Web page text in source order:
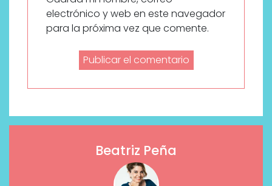
electrónico y web en este navegador
para la próxima vez que comente.
Beatriz Peña